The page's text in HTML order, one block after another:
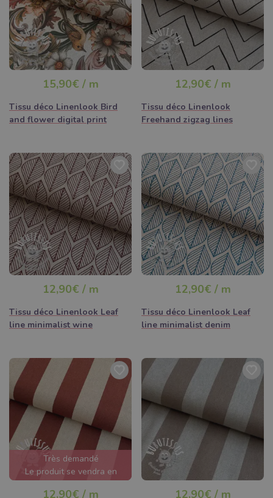
15,90€ / m
Tissu déco Linenlook Bird
and flower digital print
12,90€ / m
Tissu déco Linenlook
Freehand zigzag lines
12,90€ / m
Tissu déco Linenlook Leaf
line minimalist wine
12,90€ / m
Tissu déco Linenlook Leaf
line minimalist denim
Très demandé
Le produit se vendra en
quelques heures
12,90€ / m 12,90€ / m